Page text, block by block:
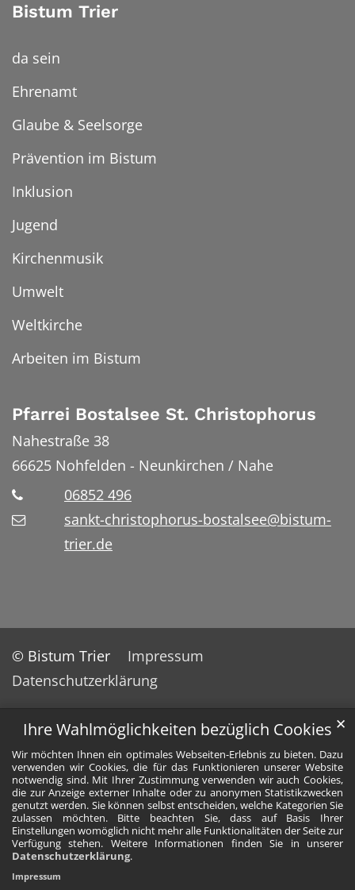
Ihre Wahlmöglichkeiten bezüglich Cookies
Wir möchten Ihnen ein optimales Webseiten-Erlebnis zu bieten. Dazu
verwenden wir Cookies, die für das Funktionieren unserer Website
notwendig sind. Mit Ihrer Zustimmung verwenden wir auch Cookies,
die zur Anzeige externer Inhalte oder zu anonymen Statistikzwecken
genutzt werden. Sie können selbst entscheiden, welche Kategorien Sie
zulassen möchten. Bitte beachten Sie, dass auf Basis Ihrer
Einstellungen womöglich nicht mehr alle Funktionalitäten der Seite zur
Verfügung stehen. Weitere Informationen finden Sie in unserer
Datenschutzerklärung.
✕
Impressum
Bistum Trier
da sein
Ehrenamt
Glaube & Seelsorge
Prävention im Bistum
Inklusion
Jugend
Kirchenmusik
Umwelt
Weltkirche
Arbeiten im Bistum
Pfarrei Bostalsee St. Christophorus
Nahestraße 38
66625 Nohfelden - Neunkirchen / Nahe
06852 496
sankt-christophorus-bostalsee@bistum-
trier.de
© Bistum Trier
Impressum
Datenschutzerklärung